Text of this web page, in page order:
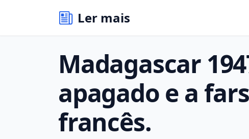
Ler mais
Madagascar
apagado e a
francês.